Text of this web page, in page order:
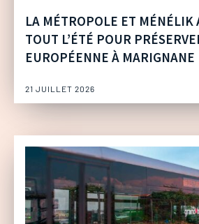
LA MÉTROPOLE ET MÉNÉLIK
TOUT L’ÉTÉ POUR
EUROPÉENNE À MARIGNANE
21 JUILLET 2026